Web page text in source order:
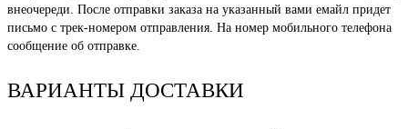
внеочереди. После отправки заказа на указанный вами емайл придет
письмо с трек-номером отправления. На номер мобильного телефона
сообщение об отправке.
ВАРИАНТЫ ДОСТАВКИ